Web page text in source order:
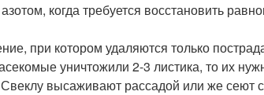
когда требуется восстановить
при котором удаляются только
уничтожили 2-3 листика, то их
высаживают рассадой или же сеют